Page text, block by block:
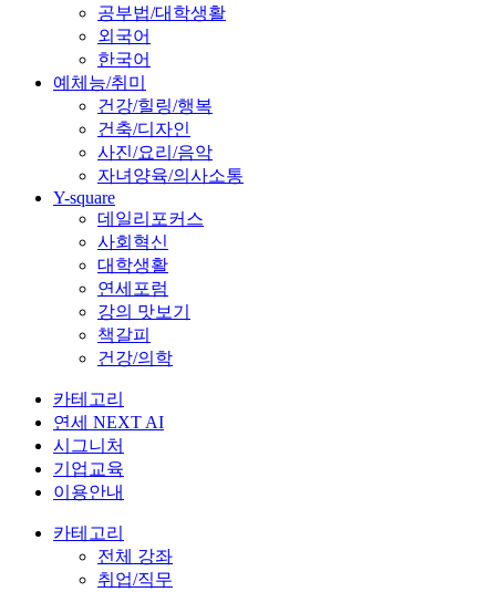
공부법/대학생활
외국어
한국어
예체능/취미
건강/힐링/행복
건축/디자인
사진/요리/음악
자녀양육/의사소통
Y-square
데일리포커스
사회혁신
대학생활
연세포럼
강의 맛보기
책갈피
건강/의학
카테고리
연세 NEXT AI
시그니처
기업교육
이용안내
카테고리
전체 강좌
취업/직무